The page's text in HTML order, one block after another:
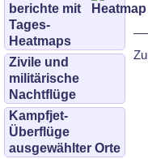
berichte mit
Tages-
Heatmaps
Zivile und
militärische
Nachtflüge
Kampfjet-
Überflüge
ausgewählter Orte